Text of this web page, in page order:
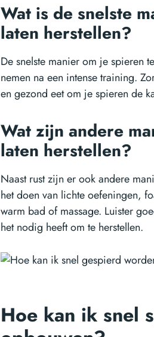
Wat is de snelste
laten herstellen?
De snelste manier om je spieren
nemen na een intense training.
en gezond eet om je spieren de
Wat zijn andere
laten herstellen?
Naast rust zijn er ook andere
het doen van lichte oefeningen,
warm bad of massage. Luister
het nodig heeft om te herstellen.
Hoe kan ik snel